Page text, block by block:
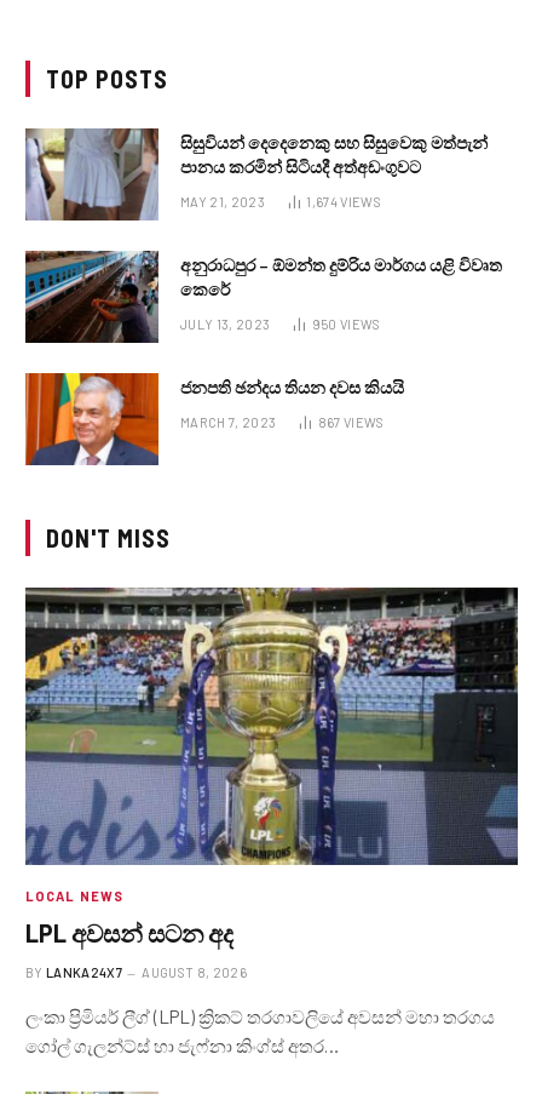
TOP POSTS
සිසුවියන් දෙදෙනෙකු සහ සිසුවෙකු මත්පැන්
පානය කරමින් සිටියදී අත්අඩංගුවට
MAY 21, 2023 1,674VIEWS
අනුරාධපුර – ඕමන්ත දුම්රිය මාර්ගය යළි විවෘත
කෙරේ
JULY 13, 2023 950 VIEWS
ජනපති ඡන්දය තියන දවස කියයි
MARCH 7, 2023 867 VIEWS
DON'T MISS
LOCAL NEWS
LPL අවසන් සටන අද
BY LANKA24X7 AUGUST 8, 2026
ලංකා ප්‍රිමියර් ලීග් (LPL) ක්‍රිකට් තරගාවලියේ අවසන් මහා තරගය
ගෝල් ගැලන්ට්ස් හා ජැෆ්නා කිංග්ස් අතර…